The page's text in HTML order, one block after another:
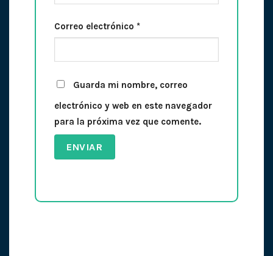
Correo electrónico *
Guarda mi nombre, correo
electrónico y web en este navegador
para la próxima vez que comente.